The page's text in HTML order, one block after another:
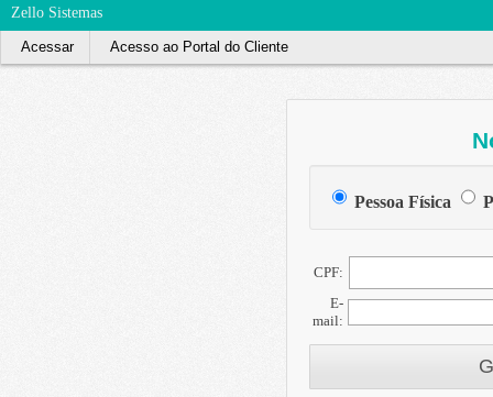
Zello Sistemas
Acessar Acesso ao Portal do Cliente
Pessoa Física
CPF:
E-
mail: